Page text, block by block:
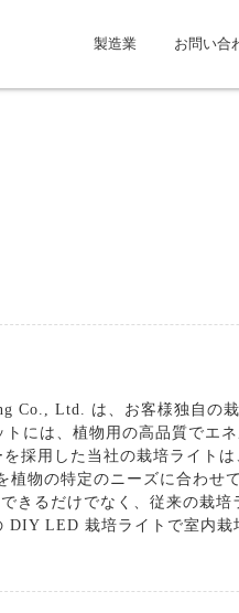
製造業 お問い合
Co., Ltd. は、お客様独自の
には、植物用の高品質でエ
採用した当社の栽培ライト
物の特定のニーズに合わせ
るだけでなく、従来の栽培
LED 栽培ライトで室内栽